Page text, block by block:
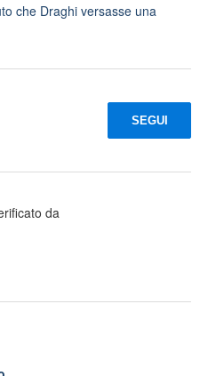
che Draghi versasse una
SEGUI
da